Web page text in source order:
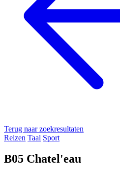
Terug naar zoekresultaten
Reizen Taal Sport
B05 Chatel'eau